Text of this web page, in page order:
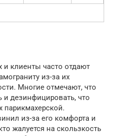
и клиенты часто отдают
из-за их
Многие отмечают, что
и дезинфицировать, что
парикмахерской.
из-за его комфорта и
жалуется на скользкость